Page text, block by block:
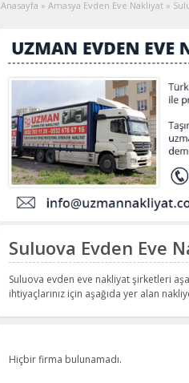
Anasayfa » Amasya Evden Eve Nakliyat »
Suluova Evden Eve
Suluova evden eve nakliyat şirketleri
ihtiyaçlarınız için aşağıda yer alan
Hiçbir firma bulunamadı.